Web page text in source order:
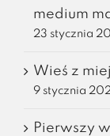
medium
23 stycznia
Wieś z
9 stycznia
Pierwszy